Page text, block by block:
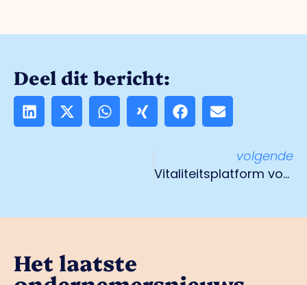
Deel dit bericht:
volgende
Vitaliteitsplatform voor Venlose bedrijven
Het laatste